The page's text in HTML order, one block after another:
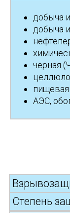
добыча
добыча
черная
АЭС,
Степень